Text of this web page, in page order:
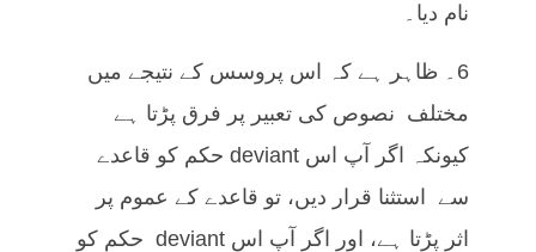
نام دیا۔
6۔ ظاہر ہے کہ اس پروسس کے نتیجے میں
مختلف نصوص کی تعبیر پر فرق پڑتا ہے
کیونکہ اگر آپ اس deviant حکم کو قاعدے
سے استثنا قرار دیں، تو قاعدے کے عموم پر
اثر پڑتا ہے، اور اگر آپ اس deviant حکم کو